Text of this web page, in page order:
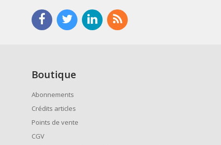
Boutique
Abonnements
Crédits articles
Points de vente
CGV